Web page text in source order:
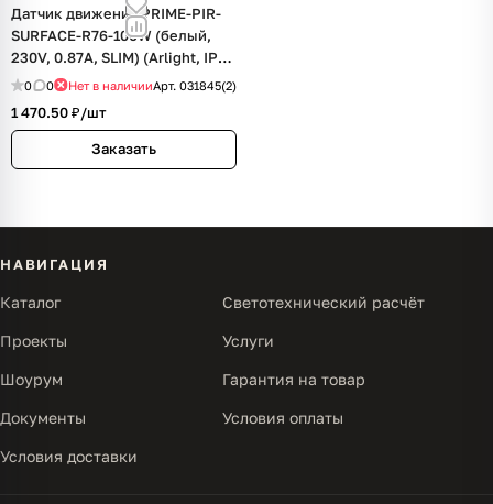
Датчик движения PRIME-PIR-
SURFACE-R76-100W (белый,
230V, 0.87A, SLIM) (Arlight, IP20
Пластик, 5 лет)
0 0 Нет в наличииАрт. 031845(2)
1 470.50 ₽/шт
Заказать
НАВИГАЦИЯ
Каталог Светотехнический расчёт
Проекты Услуги
Шоурум Гарантия на товар
Документы Условия оплаты
Условия доставки